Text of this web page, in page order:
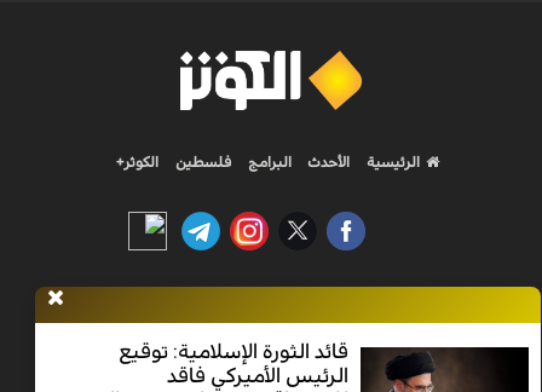
قائد الثورة الإسلامية: توقيع
الرئيس الأميركي فاقد
الرئيسية الأحدث البرامج فلسطين الكوثر+
جميع الحقوق محفوظة